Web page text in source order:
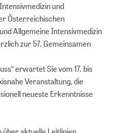
und
Österreichischen
Allgemeine Intensivmedizin
zur 57. Gemeinsamen
erwartet Sie vom 17. bis
Veranstaltung, die
neueste Erkenntnisse